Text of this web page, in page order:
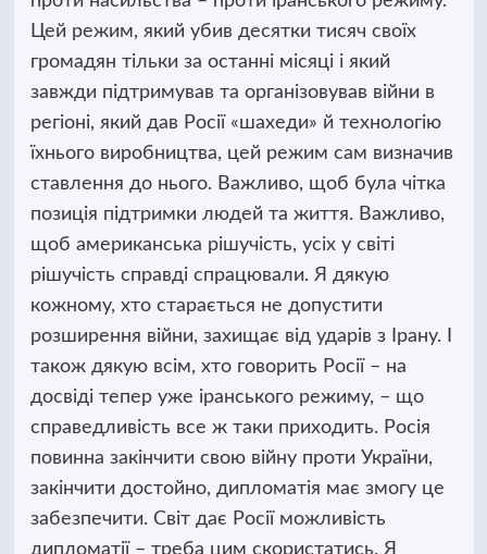
Цей режим, який убив десятки тисяч своїх
громадян тільки за останні місяці і який
завжди підтримував та організовував війни в
регіоні, який дав Росії «шахеди» й технологію
їхнього виробництва, цей режим сам визначив
ставлення до нього. Важливо, щоб була чітка
позиція підтримки людей та життя. Важливо,
щоб американська рішучість, усіх у світі
рішучість справді спрацювали. Я дякую
кожному, хто старається не допустити
розширення війни, захищає від ударів з Ірану. І
також дякую всім, хто говорить Росії – на
досвіді тепер уже іранського режиму, – що
справедливість все ж таки приходить. Росія
повинна закінчити свою війну проти України,
закінчити достойно, дипломатія має змогу це
забезпечити. Світ дає Росії можливість
дипломатії – треба цим скористатись. Я